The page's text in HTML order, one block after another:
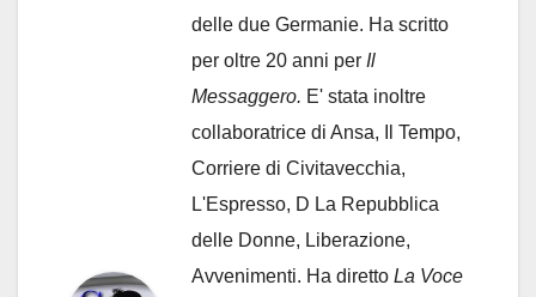
delle due Germanie. Ha scritto
per oltre 20 anni per Il
Messaggero. E' stata inoltre
collaboratrice di Ansa, Il Tempo,
Corriere di Civitavecchia,
L'Espresso, D La Repubblica
delle Donne, Liberazione,
Avvenimenti. Ha diretto La Voce